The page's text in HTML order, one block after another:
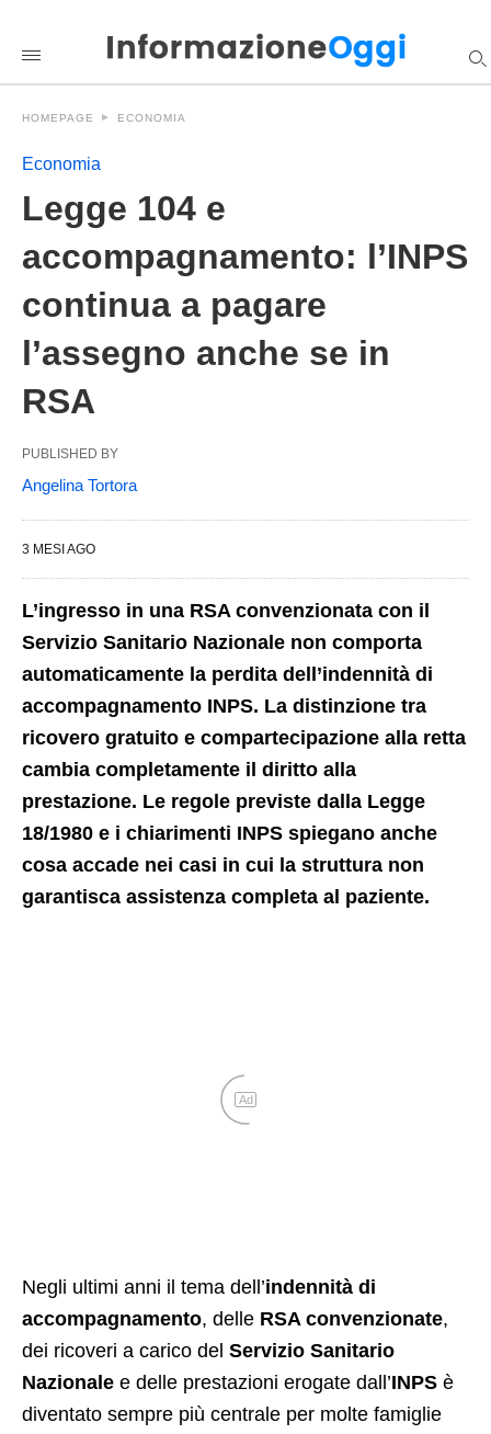
informazioneoggi
/2026/05/16/legge-
e-
linps-
lassegno-
anche-
rsa/amp/
HOMEPAGE ECONOMIA
Economia
Legge 104 e
accompagnamento: l’INPS
continua a pagare
l’assegno anche se in
RSA
PUBLISHED BY
Angelina Tortora
3 MESI AGO
L’ingresso in una RSA convenzionata con il
Servizio Sanitario Nazionale non comporta
automaticamente la perdita dell’indennità di
accompagnamento INPS. La distinzione tra
ricovero gratuito e compartecipazione alla retta
cambia completamente il diritto alla
prestazione. Le regole previste dalla Legge
18/1980 e i chiarimenti INPS spiegano anche
cosa accade nei casi in cui la struttura non
garantisca assistenza completa al paziente.
Ad
Negli ultimi anni il tema dell’indennità di
accompagnamento, delle RSA convenzionate,
dei ricoveri a carico del Servizio Sanitario
Nazionale e delle prestazioni erogate dall’INPS è
diventato sempre più centrale per molte famiglie